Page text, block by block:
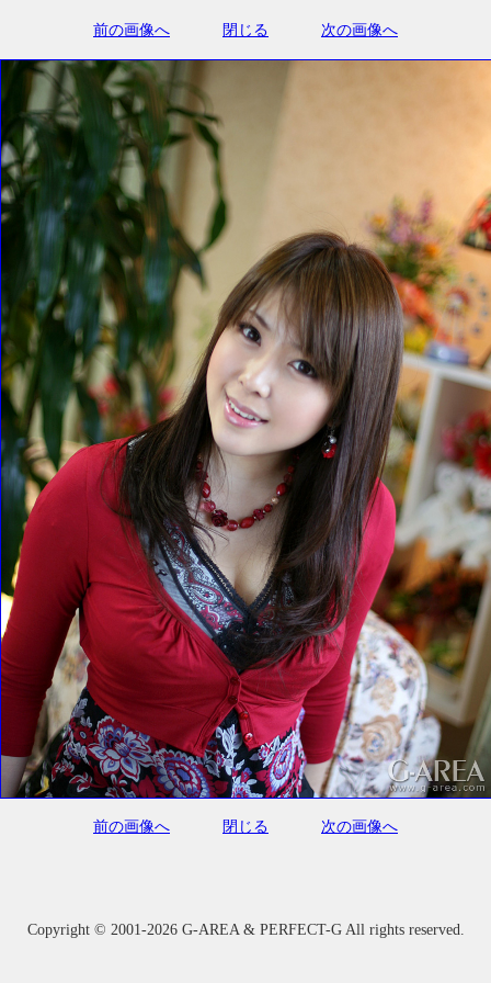
前の画像へ 閉じる 次の画像へ
前の画像へ 閉じる 次の画像へ
Copyright © 2001-2026 G-AREA & PERFECT-G All rights reserved.